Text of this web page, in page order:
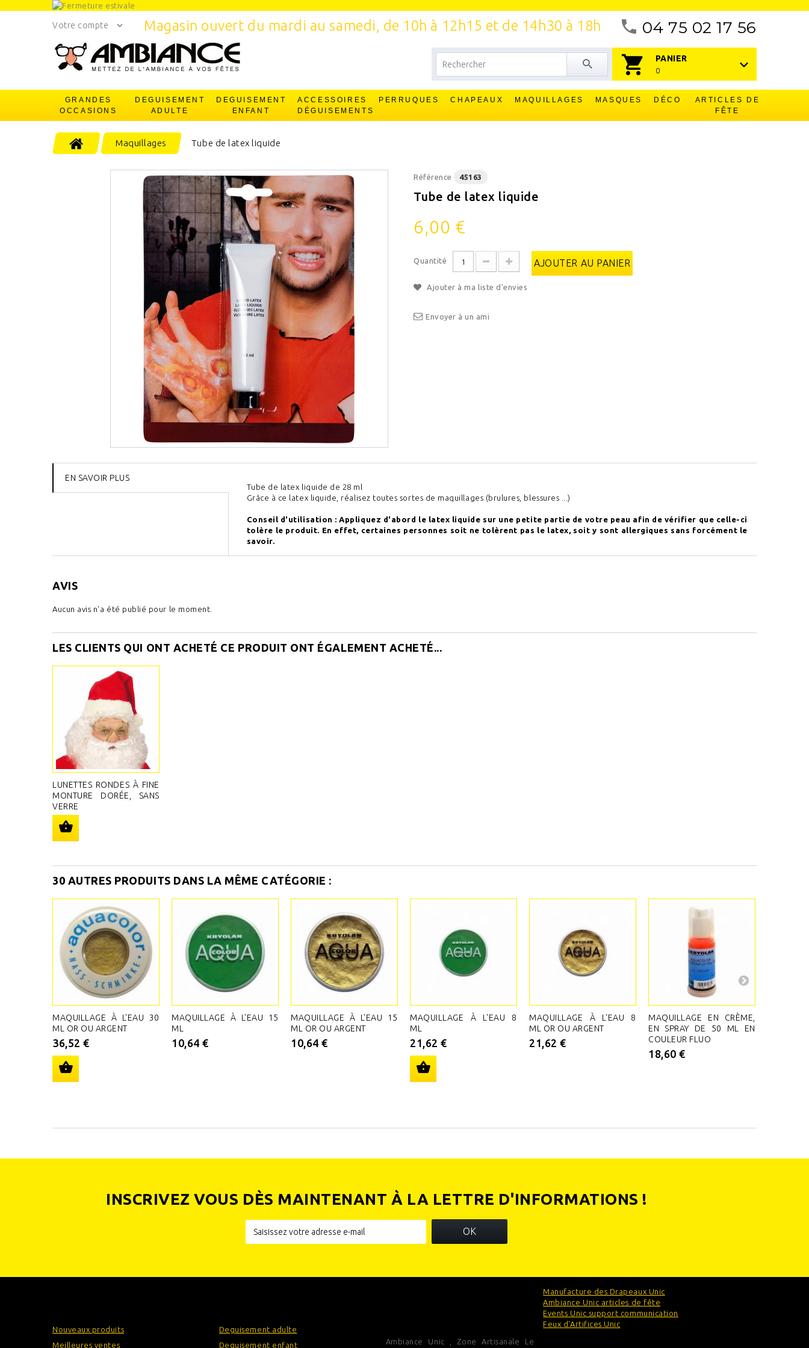
04 75 02 17 56
Votre compte Magasin ouvert du mardi au samedi, de 10h à 12h15 et de 14h30 à 18h
PANIER
0
GRANDES
OCCASIONS
DEGUISEMENT
ADULTE
DEGUISEMENT
ENFANT
ACCESSOIRES
DÉGUISEMENTS
PERRUQUES CHAPEAUX MAQUILLAGES MASQUES DÉCO
ARTICLES DE
FÊTE
Maquillages Tube de latex liquide
Référence 45163
Tube de latex liquide
6,00 €
Quantité AJOUTER AU PANIER
Ajouter à ma liste d'envies
Envoyer à un ami
EN SAVOIR PLUS
Tube de latex liquide de 28 ml
Grâce à ce latex liquide, réalisez toutes sortes de maquillages (brulures, blessures ...)
Conseil d'utilisation : Appliquez d'abord le latex liquide sur une petite partie de votre peau afin de vérifier que celle-ci
tolère le produit. En effet, certaines personnes soit ne tolèrent pas le latex, soit y sont allergiques sans forcément le
savoir.
AVIS
Aucun avis n'a été publié pour le moment.
LES CLIENTS QUI ONT ACHETÉ CE PRODUIT ONT ÉGALEMENT ACHETÉ...
LUNETTES RONDES À FINE
MONTURE DORÉE, SANS
VERRE
30 AUTRES PRODUITS DANS LA MÊME CATÉGORIE :
MAQUILLAGE À L'EAU 30
ML OR OU ARGENT
36,52 €
MAQUILLAGE À L'EAU 15
ML
10,64 €
MAQUILLAGE À L'EAU 15
ML OR OU ARGENT
10,64 €
MAQUILLAGE À L'EAU 8
ML
21,62 €
MAQUILLAGE À L'EAU 8
ML OR OU ARGENT
21,62 €
MAQUILLAGE EN CRÈME,
EN SPRAY DE 50 ML EN
COULEUR FLUO
18,60 €
INSCRIVEZ VOUS DÈS MAINTENANT À LA LETTRE D'INFORMATIONS !
OK
Nouveaux produits
Meilleures ventes
Deguisement adulte
Deguisement enfant
Ambiance Unic , Zone Artisanale Le
Manufacture des Drapeaux Unic
Ambiance Unic articles de fête
Events Unic support communication
Feux d'Artifices Unic